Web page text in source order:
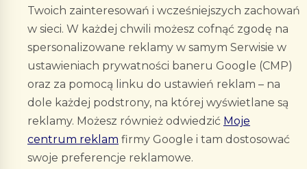
Twoich zainteresowań i wcześniejszych zachowań
w sieci. W każdej chwili możesz cofnąć zgodę na
spersonalizowane reklamy w samym Serwisie w
ustawieniach prywatności baneru Google (CMP)
oraz za pomocą linku do ustawień reklam – na
dole każdej podstrony, na której wyświetlane są
reklamy. Możesz również odwiedzić Moje
centrum reklam firmy Google i tam dostosować
swoje preferencje reklamowe.